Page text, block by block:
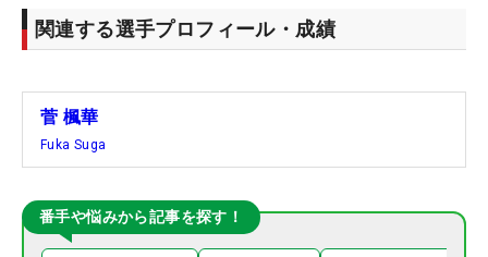
関連する選手プロフィール・成績
菅 楓華
Fuka Suga
番手や悩みから記事を探す！